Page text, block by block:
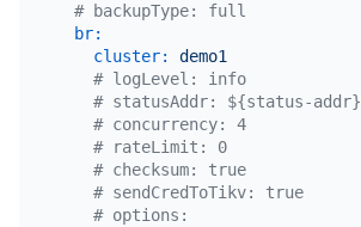
# backupType: full
br:
cluster:
demo1
# logLevel: info
# statusAddr: ${status-addr}
# concurrency: 4
# rateLimit: 0
# checksum: true
# sendCredToTikv: true
# options: